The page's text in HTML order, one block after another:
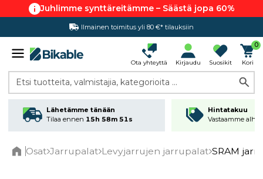
Juhlimme synttäreitämme – Säästä jopa 60%
Ilmainen toimitus yli 80 €* tilauksiin
Hintatakuu
Ota yhteyttä Kirjaudu Suosikit
0
Kori
Etsi tuotteita, valmistajia, kategorioita ...
Lähetämme tänään
Tilaa ennen 15h 58m 50s
Hintatakuu
Vastaamme
Osat Jarrupalat Levyjarrujen jarrupalat SRAM